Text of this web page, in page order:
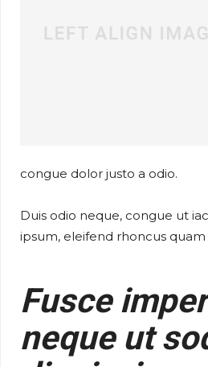
congue dolor justo a odio.
Duis odio neque, congue ut
ipsum, eleifend rhoncus
Fusce
neque ut